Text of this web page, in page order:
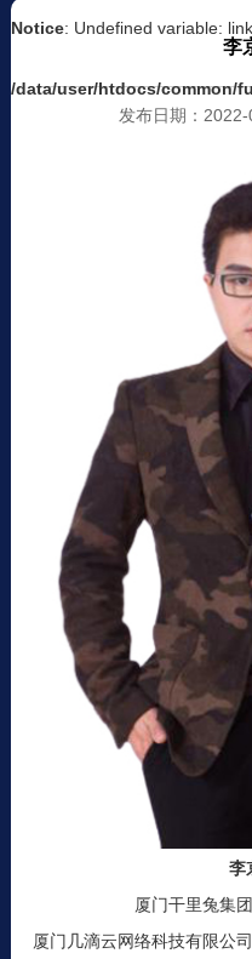
Notice: Undefined variable:
/data/user/htdocs/common/
李
发布日期：
李
厦门干里兔集
厦门几滴云网络科技有限公